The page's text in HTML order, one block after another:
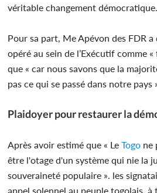
véritable changement démocratique.
Pour sa part, Me Apévon des FDR
opéré au sein de l’Exécutif comme
que « car nous savons que la
pas ce qui se passé dans notre pays
Plaidoyer pour restaurer la
Après avoir estimé que « LeTogo ne
être l'otage d'un système qui nie la
souveraineté populaire ». les
appel solennel au peuple togolais, à